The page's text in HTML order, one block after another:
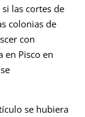
las cortes de
colonias de
con
en Pisco en
se hubiera